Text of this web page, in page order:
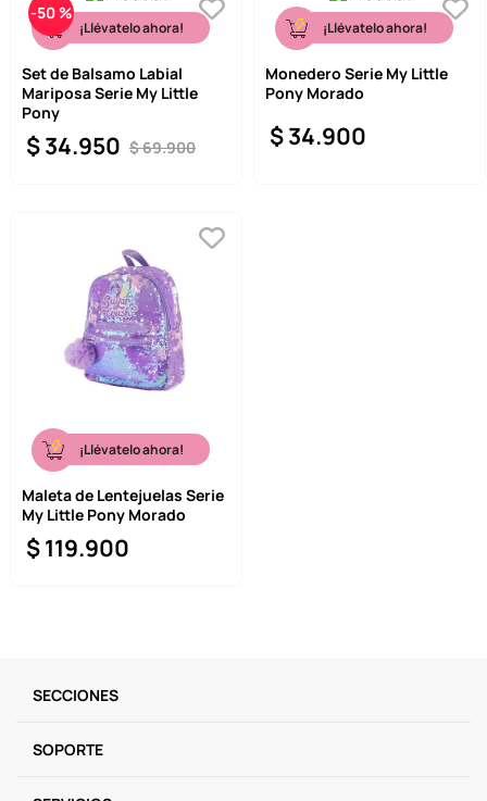
-50 %
¡Llévatelo ahora!
Set de Balsamo Labial
Mariposa Serie My Little
Pony
$69.900
$34.950
¡Llévatelo ahora!
Monedero Serie My Little
Pony Morado
$34.900
¡Llévatelo ahora!
Maleta de Lentejuelas Serie
My Little Pony Morado
$119.900
SECCIONES
SOPORTE